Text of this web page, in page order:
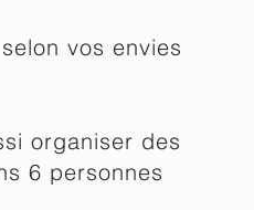
vos envies
organiser des
6 personnes